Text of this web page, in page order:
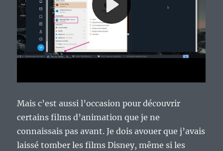
Mais c’est aussi l’occasion pour découvrir
certains films d’animation que je ne
connaissais pas avant. Je dois avouer que j’avais
laissé tomber les films Disney, même si les